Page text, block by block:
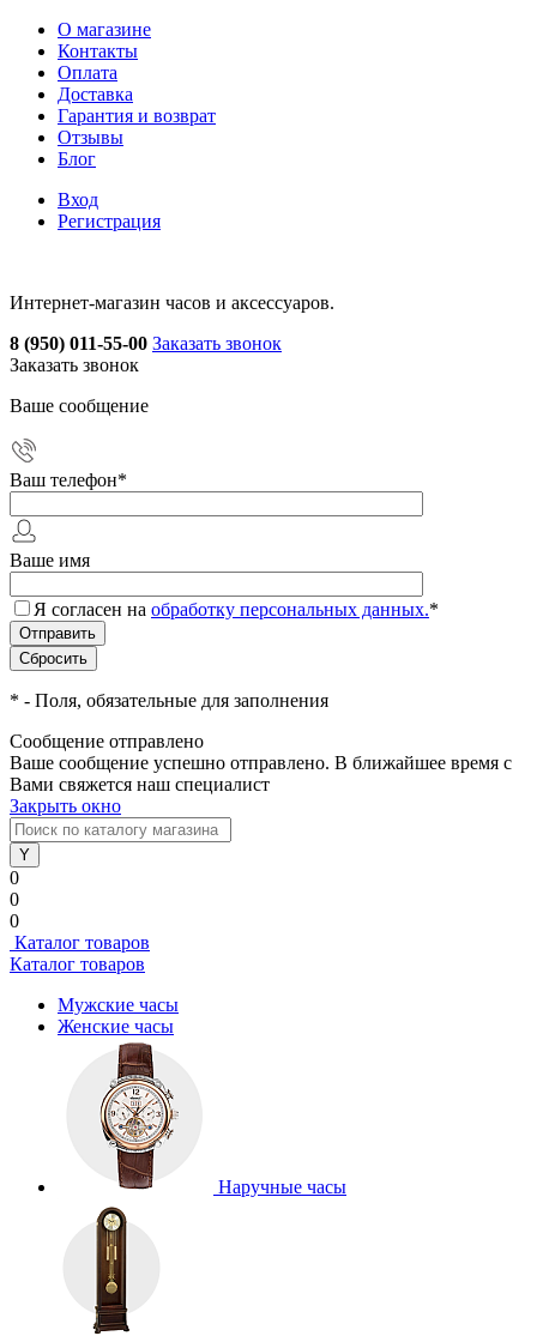
О магазине
Контакты
Оплата
Доставка
Гарантия и возврат
Отзывы
Блог
Вход
Регистрация
Интернет-магазин часов и аксессуаров.
8 (950) 011-55-00 Заказать звонок
Заказать звонок
Ваше сообщение
Ваш телефон*
Ваше имя
Я согласен на обработку персональных данных.*
* - Поля, обязательные для заполнения
Сообщение отправлено
Ваше сообщение успешно отправлено. В ближайшее время с
Вами свяжется наш специалист
Закрыть окно
0
0
0
Каталог товаров
Каталог товаров
Мужские часы
Женские часы
Наручные часы